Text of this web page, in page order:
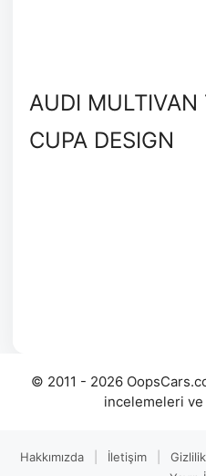
AUDI
CUPA DESIGN
© 2011 - 2026
incelemeleri
Hakkımızda İletişim